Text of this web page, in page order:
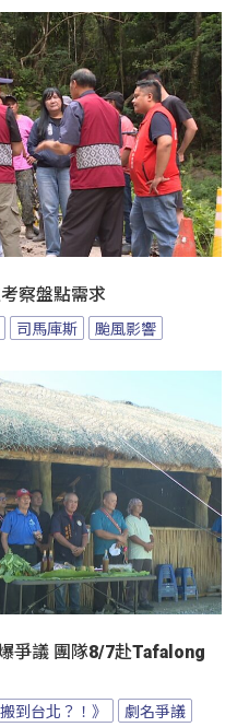
察盤點需求
司馬庫斯 颱風影響
爭議 團隊8/7赴Tafalong
到台北？！》
劇名爭議